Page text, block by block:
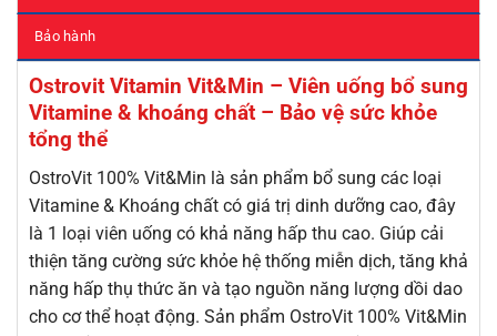
Bảo hành
Ostrovit Vitamin Vit&Min – Viên uống bổ sung
Vitamine & khoáng chất – Bảo vệ sức khỏe
tổng thể
OstroVit 100% Vit&Min là sản phẩm bổ sung các loại
Vitamine & Khoáng chất có giá trị dinh dưỡng cao, đây
là 1 loại viên uống có khả năng hấp thu cao. Giúp cải
thiện tăng cường sức khỏe hệ thống miễn dịch, tăng khả
năng hấp thụ thức ăn và tạo nguồn năng lượng dồi dao
cho cơ thể hoạt động. Sản phẩm OstroVit 100% Vit&Min